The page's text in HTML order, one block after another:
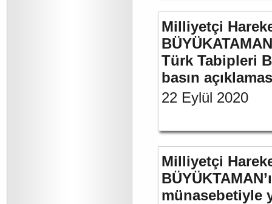
Milliyetçi
Türk Tabipleri
basın
22 Eylül 2020
Milliyetçi
münasebetiyle